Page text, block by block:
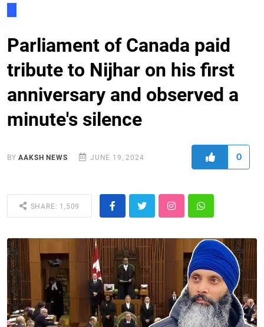
Parliament of Canada paid
tribute to Nijhar on his first
anniversary and observed a
minute's silence
BYAAKSH NEWS JUNE 19, 2024 0
SHARE: 1,509